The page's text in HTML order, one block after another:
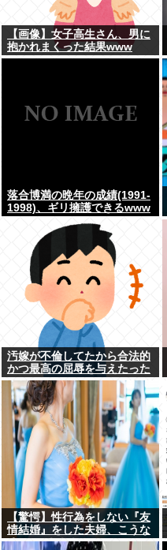
【画像】女子高生さん、男に
抱かれまくった結果www
落合博満の晩年の成績(1991-
1998)、ギリ擁護できるwww
汚嫁が不倫してたから合法的
かつ最高の屈辱を与えたった
www
【驚愕】性行為をしない『友
情結婚』をした夫婦、こうな
る⇒･･･！！！